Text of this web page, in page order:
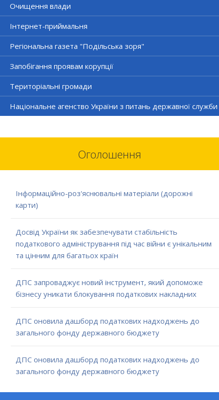
Очищення влади
Інтернет-приймальня
Регіональна газета "Подільська зоря"
Запобігання проявам корупції
Територіальні громади
Національне агенство України з питань державної служби
Оголошення
Інформаційно-роз'яснювальні матеріали (дорожні
карти)
Досвід України як забезпечувати стабільність
податкового адміністрування під час війни є унікальним
та цінним для багатьох країн
ДПС запроваджує новий інструмент, який допоможе
бізнесу уникати блокування податкових накладних
ДПС оновила дашборд податкових надходжень до
загального фонду державного бюджету
ДПС оновила дашборд податкових надходжень до
загального фонду державного бюджету